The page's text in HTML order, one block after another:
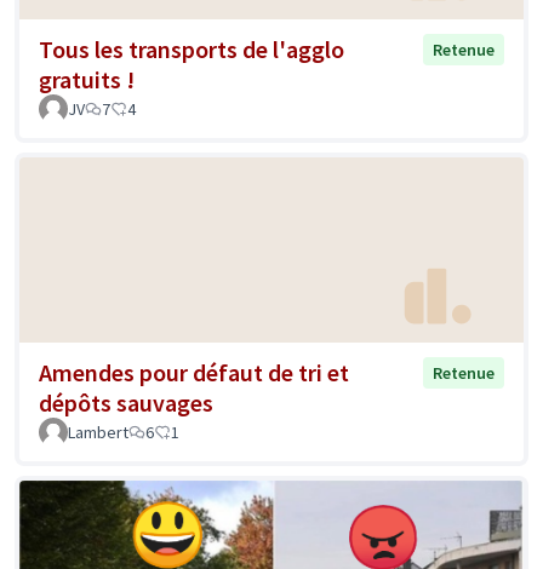
Tous les transports de l'agglo
gratuits !
Retenue
JV 7 4
Amendes pour défaut de tri et
dépôts sauvages
Retenue
Lambert 6 1